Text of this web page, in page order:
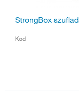
StrongBox
Kod